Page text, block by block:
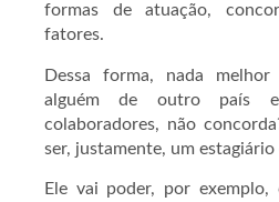
formas de atuação,
fatores.
Dessa forma, nada
alguém de outro país
colaboradores, não
ser, justamente, um
Ele vai poder, por